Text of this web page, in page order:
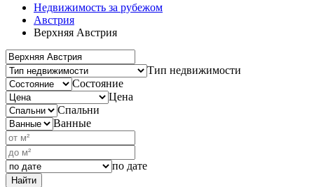
Недвижимость за рубежом
Австрия
Верхняя Австрия
Тип недвижимости
Состояние
Цена
Спальни
Ванные
по дате
Найти